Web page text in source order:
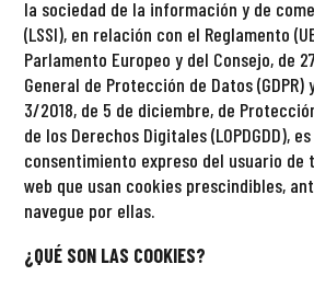
la sociedad de la información y de
(LSSI), en relación con el Reglamento
Parlamento Europeo y del Consejo, de
General de Protección de Datos (GDPR)
3/2018, de 5 de diciembre, de
de los Derechos Digitales (LOPDGDD),
consentimiento expreso del usuario de
web que usan cookies prescindibles,
navegue por ellas.
¿QUÉ SON LAS COOKIES?